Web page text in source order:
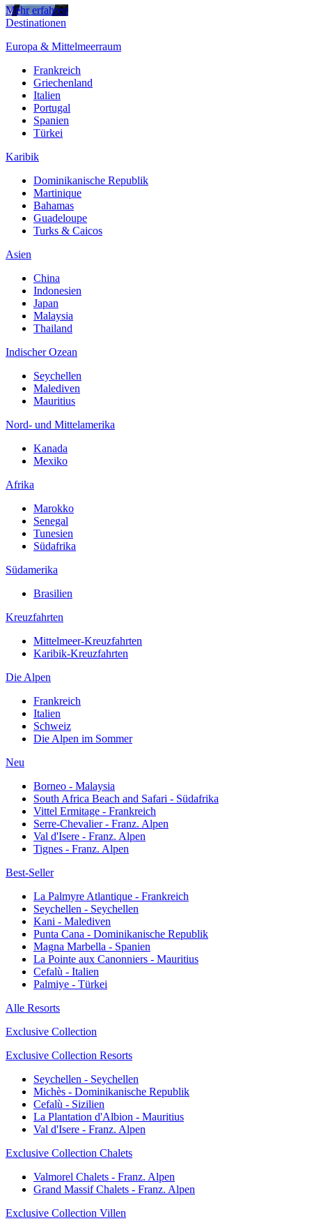
Mehr erfahren
Destinationen
Europa & Mittelmeerraum
Frankreich
Griechenland
Italien
Portugal
Spanien
Türkei
Karibik
Dominikanische Republik
Martinique
Bahamas
Guadeloupe
Turks & Caicos
Asien
China
Indonesien
Japan
Malaysia
Thailand
Indischer Ozean
Seychellen
Malediven
Mauritius
Nord- und Mittelamerika
Kanada
Mexiko
Afrika
Marokko
Senegal
Tunesien
Südafrika
Südamerika
Brasilien
Kreuzfahrten
Mittelmeer-Kreuzfahrten
Karibik-Kreuzfahrten
Die Alpen
Frankreich
Italien
Schweiz
Die Alpen im Sommer
Neu
Borneo - Malaysia
South Africa Beach and Safari - Südafrika
Vittel Ermitage - Frankreich
Serre-Chevalier - Franz. Alpen
Val d'Isere - Franz. Alpen
Tignes - Franz. Alpen
Best-Seller
La Palmyre Atlantique - Frankreich
Seychellen - Seychellen
Kani - Malediven
Punta Cana - Dominikanische Republik
Magna Marbella - Spanien
La Pointe aux Canonniers - Mauritius
Cefalù - Italien
Palmiye - Türkei
Alle Resorts
Exclusive Collection
Exclusive Collection Resorts
Seychellen - Seychellen
Michès - Dominikanische Republik
Cefalù - Sizilien
La Plantation d'Albion - Mauritius
Val d'Isere - Franz. Alpen
Exclusive Collection Chalets
Valmorel Chalets - Franz. Alpen
Grand Massif Chalets - Franz. Alpen
Exclusive Collection Villen